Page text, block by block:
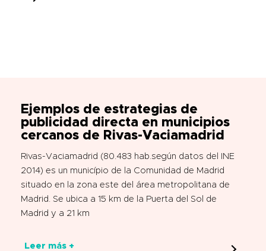
Ejemplos de estrategias de
publicidad directa en municipios
cercanos de Rivas-Vaciamadrid
Rivas-Vaciamadrid (80.483 hab.según datos del INE
2014) es un município de la Comunidad de Madrid
situado en la zona este del área metropolitana de
Madrid. Se ubica a 15 km de la Puerta del Sol de
Madrid y a 21 km
Leer más +